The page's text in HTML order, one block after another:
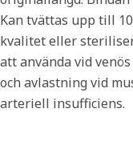
Kan tvättas upp till
kvalitet eller
att använda vid
och avlastning vid
arteriell insufficiens.